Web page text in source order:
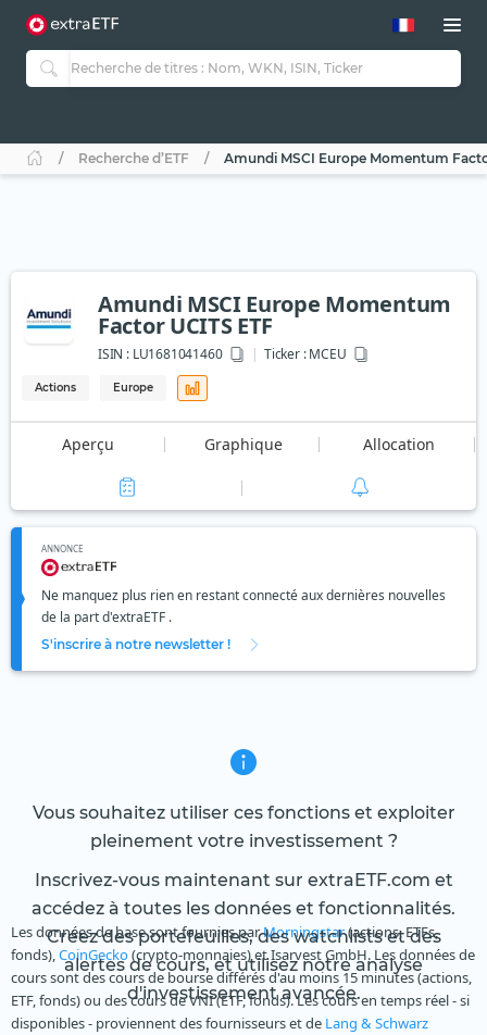
Recherche d’ETF Amundi MSCI Europe Momentum
Amundi MSCI Europe Momentum
Factor UCITS ETF
ISIN :LU1681041460 Ticker :MCEU
Actions Europe
Aperçu Graphique Allocation
ANNONCE
Ne manquez plus rien en restant connecté aux dernières nouvelles
de la part d'extraETF .
S'inscrire à notre newsletter !
Vous souhaitez utiliser ces fonctions et exploiter
pleinement votre investissement ?
Inscrivez-vous maintenant sur extraETF.com et
accédez à toutes les données et fonctionnalités.
Créez des portefeuilles, des watchlists et des
alertes de cours, et utilisez notre analyse
d'investissement avancée.
Les données de base sont fournies parMorningstar(actions, ETFs,
fonds),CoinGecko(crypto-monnaies) et Isarvest GmbH. Les données de
cours sont des cours de bourse différés d'au moins 15 minutes (actions,
ETF, fonds) ou des cours de VNI (ETF, fonds). Les cours en temps réel - si
disponibles - proviennent des fournisseurs et de Lang & Schwarz